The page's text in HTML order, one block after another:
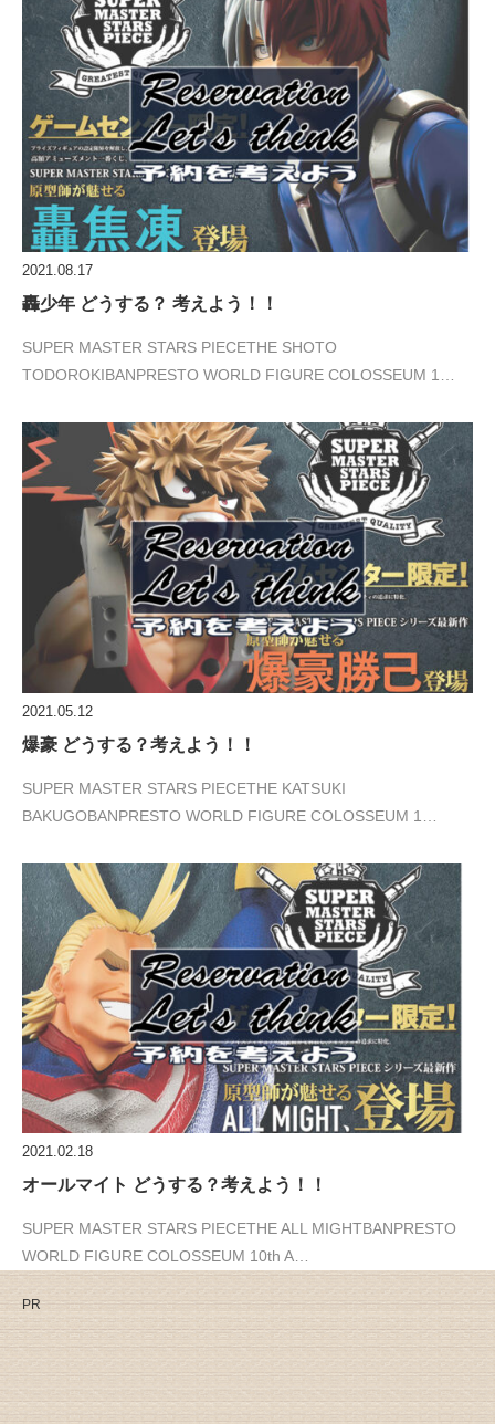
2021.08.17
轟少年 どうする？ 考えよう！！
SUPER MASTER STARS PIECETHE SHOTO
TODOROKIBANPRESTO WORLD FIGURE COLOSSEUM 1…
2021.05.12
爆豪 どうする？考えよう！！
SUPER MASTER STARS PIECETHE KATSUKI
BAKUGOBANPRESTO WORLD FIGURE COLOSSEUM 1…
2021.02.18
オールマイト どうする？考えよう！！
SUPER MASTER STARS PIECETHE ALL MIGHTBANPRESTO
WORLD FIGURE COLOSSEUM 10th A…
PR